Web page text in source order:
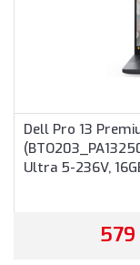
Dell Pro 13
Ultra 5-236V,
billentyűzet,